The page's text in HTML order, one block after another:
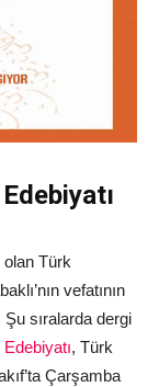
olan Türk
vefatının
sıralarda dergi
, Türk
Çarşamba